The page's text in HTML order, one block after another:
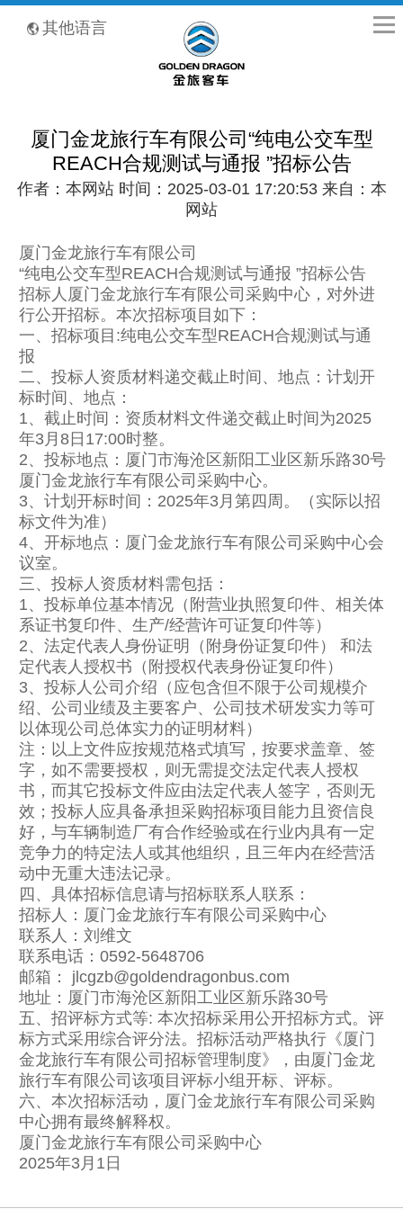
其他语言
厦门金龙旅行车有限公司“纯电公交车型
REACH合规测试与通报 ”招标公告
作者：本网站 时间：2025-03-01 17:20:53 来自：本
网站
厦门金龙旅行车有限公司
“纯电公交车型REACH合规测试与通报 ”招标公告
招标人厦门金龙旅行车有限公司采购中心，对外进
行公开招标。本次招标项目如下：
一、招标项目:纯电公交车型REACH合规测试与通
报
二、投标人资质材料递交截止时间、地点：计划开
标时间、地点：
1、截止时间：资质材料文件递交截止时间为2025
年3月8日17:00时整。
2、投标地点：厦门市海沧区新阳工业区新乐路30号
厦门金龙旅行车有限公司采购中心。
3、计划开标时间：2025年3月第四周。（实际以招
标文件为准）
4、开标地点：厦门金龙旅行车有限公司采购中心会
议室。
三、投标人资质材料需包括：
1、投标单位基本情况（附营业执照复印件、相关体
系证书复印件、生产/经营许可证复印件等）
2、法定代表人身份证明（附身份证复印件） 和法
定代表人授权书（附授权代表身份证复印件）
3、投标人公司介绍（应包含但不限于公司规模介
绍、公司业绩及主要客户、公司技术研发实力等可
以体现公司总体实力的证明材料）
注：以上文件应按规范格式填写，按要求盖章、签
字，如不需要授权，则无需提交法定代表人授权
书，而其它投标文件应由法定代表人签字，否则无
效；投标人应具备承担采购招标项目能力且资信良
好，与车辆制造厂有合作经验或在行业内具有一定
竞争力的特定法人或其他组织，且三年内在经营活
动中无重大违法记录。
四、具体招标信息请与招标联系人联系：
招标人：厦门金龙旅行车有限公司采购中心
联系人：刘维文
联系电话：0592-5648706
邮箱： jlcgzb@goldendragonbus.com
地址：厦门市海沧区新阳工业区新乐路30号
五、招评标方式等: 本次招标采用公开招标方式。评
标方式采用综合评分法。招标活动严格执行《厦门
金龙旅行车有限公司招标管理制度》，由厦门金龙
旅行车有限公司该项目评标小组开标、评标。
六、本次招标活动，厦门金龙旅行车有限公司采购
中心拥有最终解释权。
厦门金龙旅行车有限公司采购中心
2025年3月1日